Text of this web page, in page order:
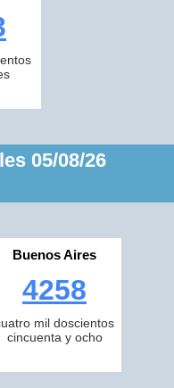
05/08/26
Buenos Aires
4258
mil doscientos
cincuenta y ocho